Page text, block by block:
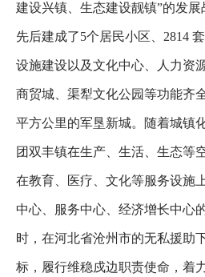
建设兴镇、生态建设靓镇”的发展
先后建成了5个居民小区、2814
设施建设以及文化中心、人力资
商贸城、渠犁文化公园等功能齐
平方公里的军垦新城。随着城镇
团双丰镇在生产、生活、生态等
在教育、医疗、文化等服务设施
中心、服务中心、经济增长中心
时，在河北省沧州市的无私援助
标，履行维稳戍边职责使命，着